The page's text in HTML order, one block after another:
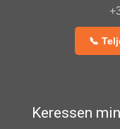
📞
Keressen